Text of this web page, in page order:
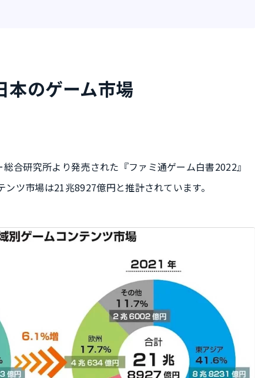
本のゲーム市場
合研究所より発売された『ファミ通ゲーム白書2022』
ツ市場は21兆8927億円と推計されています。